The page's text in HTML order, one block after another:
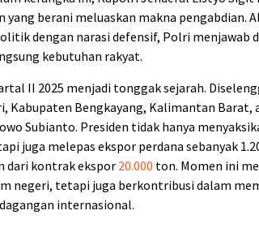
yang berani meluaskan makna pengabdian.
dengan narasi defensif, Polri menjawab
kebutuhan rakyat.
II 2025 menjadi tonggak sejarah.
Kabupaten Bengkayang, Kalimantan Barat,
Subianto. Presiden tidak hanya
juga melepas ekspor perdana sebanyak
dari kontrak ekspor 20.000 ton. Momen ini
negeri, tetapi juga berkontribusi dalam
internasional.